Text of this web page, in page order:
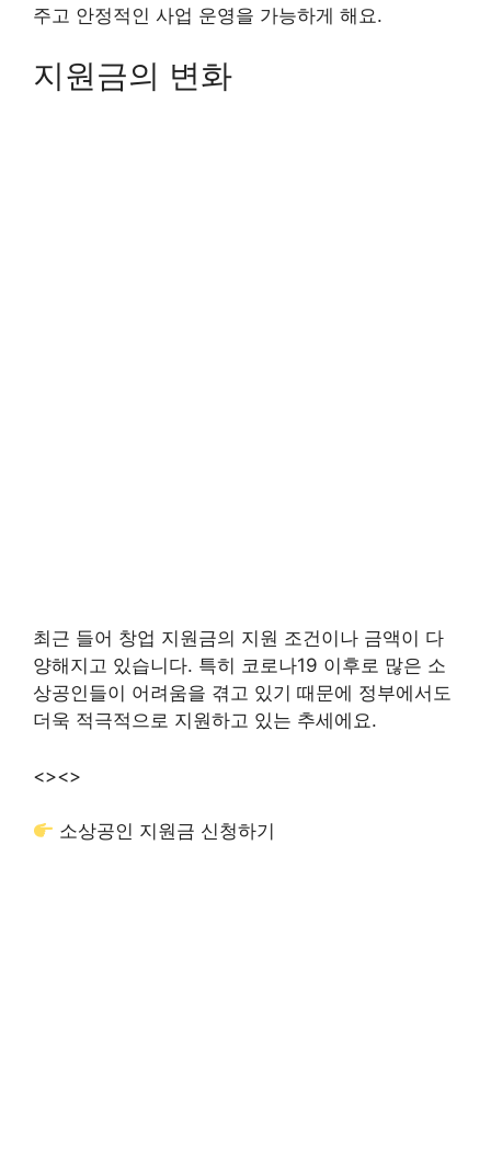
주고 안정적인 사업 운영을 가능하게 해요.
지원금의 변화
최근 들어 창업 지원금의 지원 조건이나 금액이 다
양해지고 있습니다. 특히 코로나19 이후로 많은 소
상공인들이 어려움을 겪고 있기 때문에 정부에서도
더욱 적극적으로 지원하고 있는 추세에요.
<><>
소상공인 지원금 신청하기